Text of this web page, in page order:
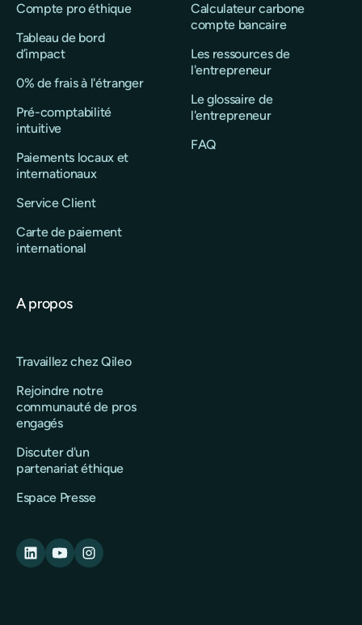
Compte pro éthique
Tableau de bord
d’impact
0% de frais à l'étranger
Pré-comptabilité
intuitive
Paiements locaux et
internationaux
Service Client
Carte de paiement
international
Calculateur carbone
compte bancaire
Les ressources de
l'entrepreneur
Le glossaire de
l'entrepreneur
FAQ
A propos
Travaillez chez Qileo
Rejoindre notre
communauté de pros
engagés
Discuter d'un
partenariat éthique
Espace Presse